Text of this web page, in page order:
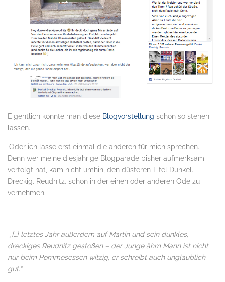
Eigentlich könnte man diese Blogvorstellung schon so stehen
lassen.
Oder ich lasse erst einmal die anderen für mich sprechen.
Denn wer meine diesjährige Blogparade bisher aufmerksam
verfolgt hat, kam nicht umhin, den düsteren Titel Dunkel.
Dreckig. Reudnitz. schon in der einen oder anderen Ode zu
vernehmen.
„[…] letztes Jahr außerdem auf Martin und sein dunkles,
dreckiges Reudnitz gestoßen – der Junge ähm Mann ist nicht
nur beim Pommesessen witzig, er schreibt auch unglaublich
gut.“